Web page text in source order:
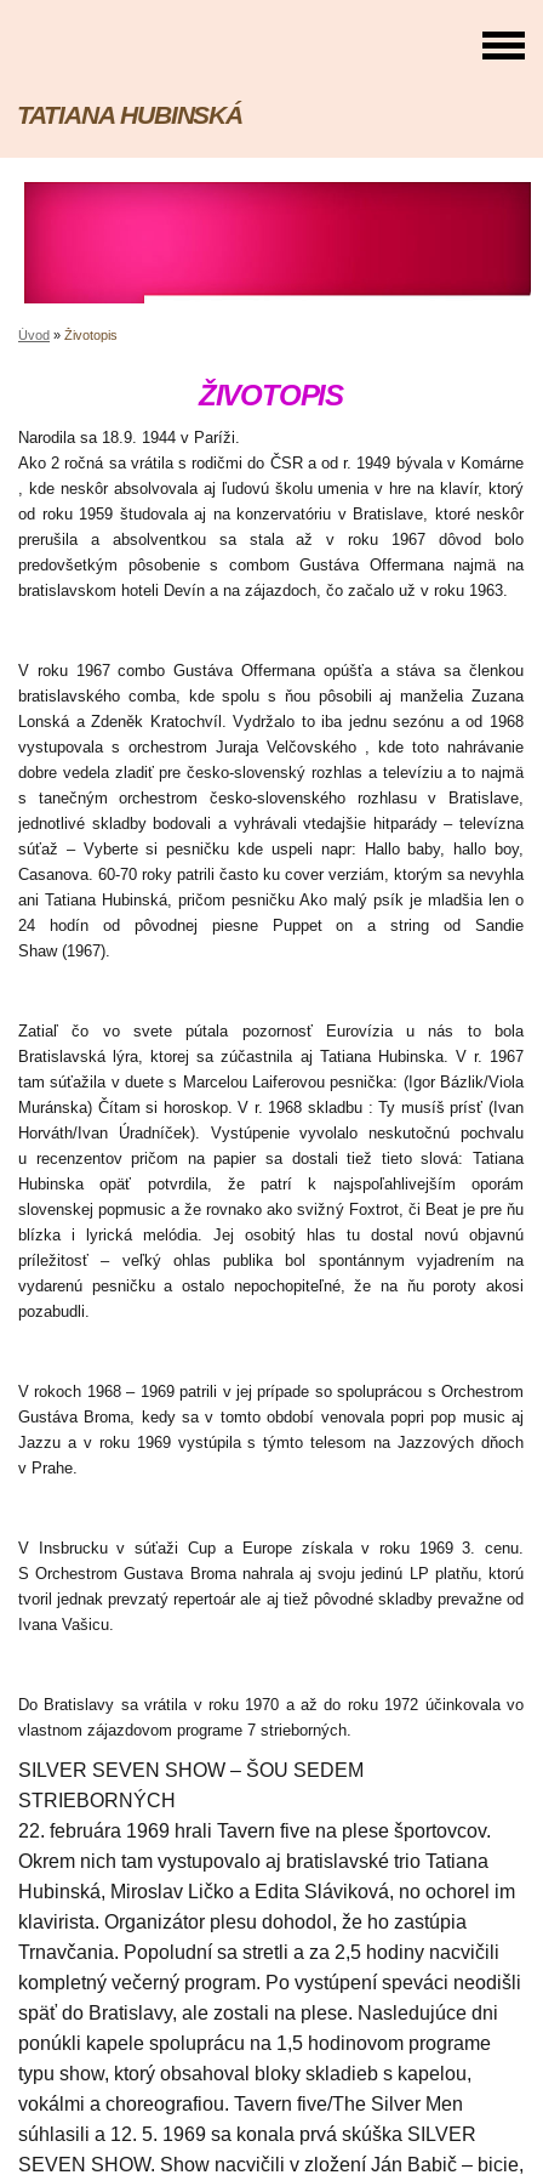
TATIANA HUBINSKÁ
Úvod » Životopis
ŽIVOTOPIS
Narodila sa 18.9. 1944 v Paríži.
Ako 2 ročná sa vrátila s rodičmi do ČSR a od r. 1949 bývala v Komárne
, kde neskôr absolvovala aj ľudovú školu umenia v hre na klavír, ktorý
od roku 1959 študovala aj na konzervatóriu v Bratislave, ktoré neskôr
prerušila a absolventkou sa stala až v roku 1967 dôvod bolo
predovšetkým pôsobenie s combom Gustáva Offermana najmä na
bratislavskom hoteli Devín a na zájazdoch, čo začalo už v roku 1963.
V roku 1967 combo Gustáva Offermana opúšťa a stáva sa členkou
bratislavského comba, kde spolu s ňou pôsobili aj manželia Zuzana
Lonská a Zdeněk Kratochvíl. Vydržalo to iba jednu sezónu a od 1968
vystupovala s orchestrom Juraja Velčovského , kde toto nahrávanie
dobre vedela zladiť pre česko-slovenský rozhlas a televíziu a to najmä
s tanečným orchestrom česko-slovenského rozhlasu v Bratislave,
jednotlivé skladby bodovali a vyhrávali vtedajšie hitparády – televízna
súťaž – Vyberte si pesničku kde uspeli napr: Hallo baby, hallo boy,
Casanova. 60-70 roky patrili často ku cover verziám, ktorým sa nevyhla
ani Tatiana Hubinská, pričom pesničku Ako malý psík je mladšia len o
24 hodín od pôvodnej piesne Puppet on a string od Sandie
Shaw (1967).
Zatiaľ čo vo svete pútala pozornosť Eurovízia u nás to bola
Bratislavská lýra, ktorej sa zúčastnila aj Tatiana Hubinska. V r. 1967
tam súťažila v duete s Marcelou Laiferovou pesnička: (Igor Bázlik/Viola
Muránska) Čítam si horoskop. V r. 1968 skladbu : Ty musíš prísť (Ivan
Horváth/Ivan Úradníček). Vystúpenie vyvolalo neskutočnú pochvalu
u recenzentov pričom na papier sa dostali tiež tieto slová: Tatiana
Hubinska opäť potvrdila, že patrí k najspoľahlivejším oporám
slovenskej popmusic a že rovnako ako svižný Foxtrot, či Beat je pre ňu
blízka i lyrická melódia. Jej osobitý hlas tu dostal novú objavnú
príležitosť – veľký ohlas publika bol spontánnym vyjadrením na
vydarenú pesničku a ostalo nepochopiteľné, že na ňu poroty akosi
pozabudli.
V rokoch 1968 – 1969 patrili v jej prípade so spoluprácou s Orchestrom
Gustáva Broma, kedy sa v tomto období venovala popri pop music aj
Jazzu a v roku 1969 vystúpila s týmto telesom na Jazzových dňoch
v Prahe.
V Insbrucku v súťaži Cup a Europe získala v roku 1969 3. cenu.
S Orchestrom Gustava Broma nahrala aj svoju jedinú LP platňu, ktorú
tvoril jednak prevzatý repertoár ale aj tiež pôvodné skladby prevažne od
Ivana Vašicu.
Do Bratislavy sa vrátila v roku 1970 a až do roku 1972 účinkovala vo
vlastnom zájazdovom programe 7 strieborných.
SILVER SEVEN SHOW – ŠOU SEDEM
STRIEBORNÝCH
22. februára 1969 hrali Tavern five na plese športovcov.
Okrem nich tam vystupovalo aj bratislavské trio Tatiana
Hubinská, Miroslav Ličko a Edita Sláviková, no ochorel im
klavirista. Organizátor plesu dohodol, že ho zastúpia
Trnavčania. Popoludní sa stretli a za 2,5 hodiny nacvičili
kompletný večerný program. Po vystúpení speváci neodišli
späť do Bratislavy, ale zostali na plese. Nasledujúce dni
ponúkli kapele spoluprácu na 1,5 hodinovom programe
typu show, ktorý obsahoval bloky skladieb s kapelou,
vokálmi a choreografiou. Tavern five/The Silver Men
súhlasili a 12. 5. 1969 sa konala prvá skúška SILVER
SEVEN SHOW. Show nacvičili v zložení Ján Babič – bicie,